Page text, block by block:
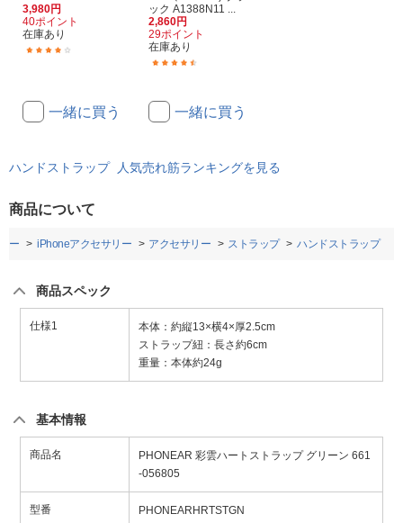
3,980円
40ポイント
在庫あり
一緒に買う
ック A1388N11 ...
2,860円
29ポイント
在庫あり
一緒に買う
ハンドストラップ 人気売れ筋ランキングを見る
商品について
ー iPhoneアクセサリー アクセサリー ストラップ ハンドストラップ
商品スペック
仕様1
本体：約縦13×横4×厚2.5cm
ストラップ紐：長さ約6cm
重量：本体約24g
基本情報
商品名
PHONEAR 彩雲ハートストラップ グリーン 661
-056805
型番 PHONEARHRTSTGN